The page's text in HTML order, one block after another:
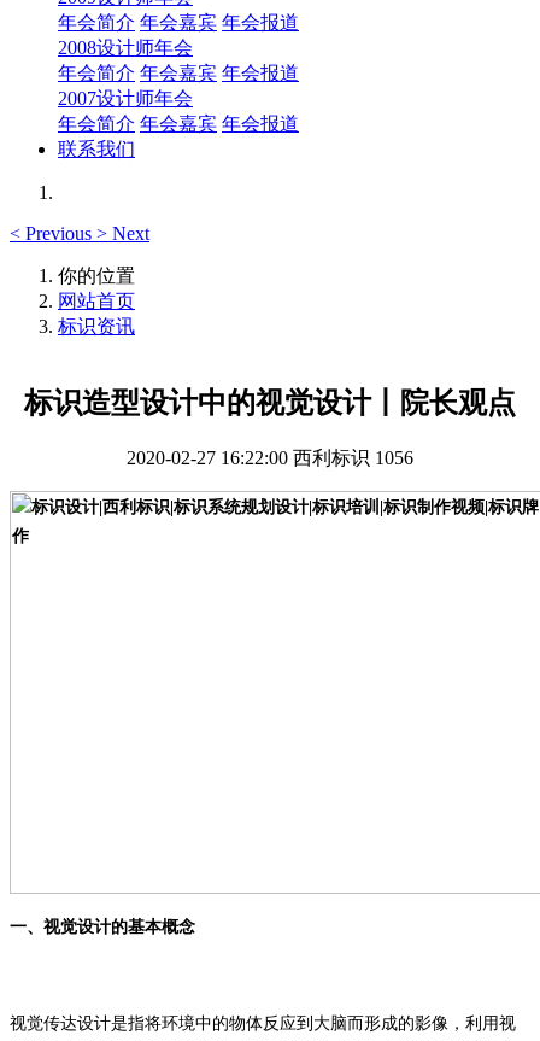
年会简介 年会嘉宾 年会报道
2008设计师年会
年会简介 年会嘉宾 年会报道
2007设计师年会
年会简介 年会嘉宾 年会报道
联系我们
< Previous > Next
你的位置
网站首页
标识资讯
标识造型设计中的视觉设计丨院长观点
2020-02-27 16:22:00 西利标识 1056
一、视觉设计的基本概念
视觉传达设计是指将环境中的物体反应到大脑而形成的影像，利用视